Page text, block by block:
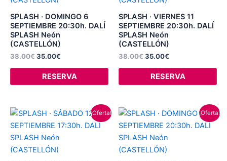
SPLASH · DOMINGO 6
SEPTIEMBRE 20:30h. DALÍ
SPLASH Neón
(CASTELLÓN)
38.00€35.00€
RESERVA
SPLASH · VIERNES 11
SEPTIEMBRE 20:30h. DALÍ
SPLASH Neón
(CASTELLÓN)
38.00€35.00€
RESERVA
¡Oferta!
El
original
era:
38.00€.
El
actual
¡Oferta!
El
original
era:
38.00€.
El
actual